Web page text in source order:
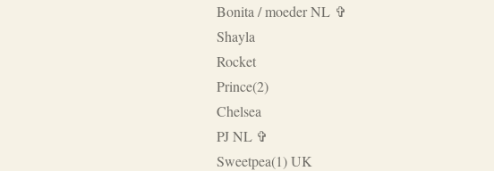
Bonita / moeder NL ✞
Shayla
Rocket
Prince(2)
Chelsea
PJ NL ✞
Sweetpea(1) UK